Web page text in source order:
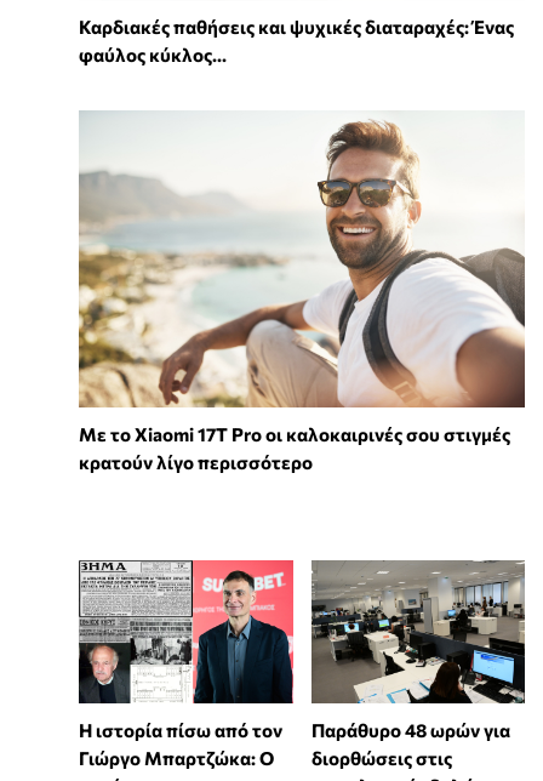
Καρδιακές παθήσεις και ψυχικές διαταραχές: Ένας
φαύλος κύκλος...
Με το Xiaomi 17T Pro οι καλοκαιρινές σου στιγμές
κρατούν λίγο περισσότερο
Η ιστορία πίσω από τον
Γιώργο Μπαρτζώκα: Ο
Παράθυρο 48 ωρών για
διορθώσεις στις